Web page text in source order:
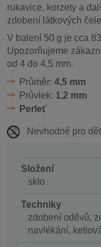
rukavice, korzety a
zdobení látkových
V balení 50 g je cca
Upozorňujeme
od 4 do 4,5 mm.
Průměr: 4,5 mm
Průvlek: 1,2 mm
Perleť
Nevhodné pro
Složení
sklo
Techniky
zdobení oděvů,
navlékání,